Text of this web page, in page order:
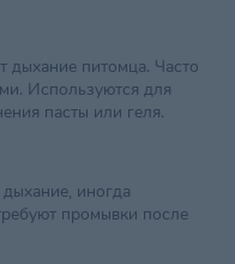
дыхание питомца. Часто
Используются для
пасты или геля.
иногда
промывки после